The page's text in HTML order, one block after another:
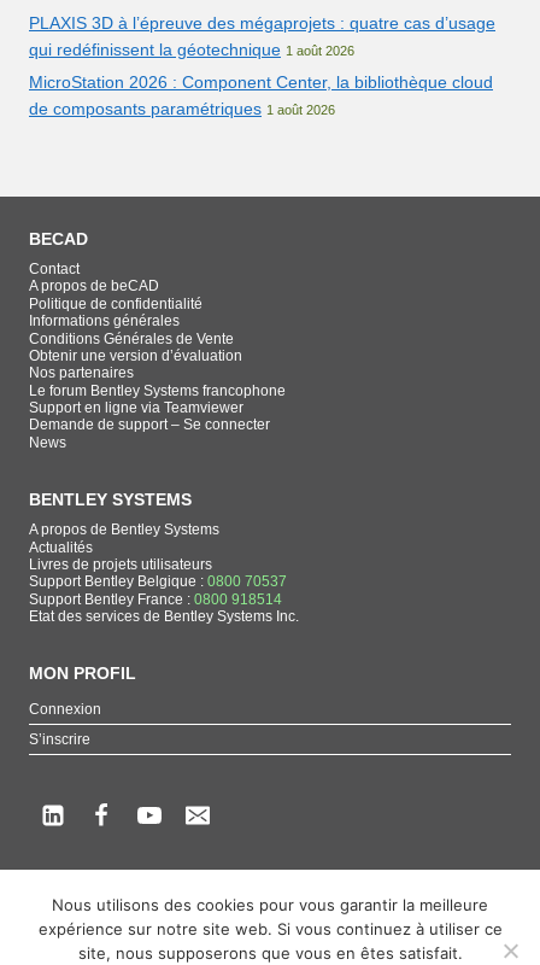
PLAXIS 3D à l’épreuve des mégaprojets : quatre cas d’usage
qui redéfinissent la géotechnique 1 août 2026
MicroStation 2026 : Component Center, la bibliothèque cloud
de composants paramétriques 1 août 2026
BECAD
Contact
A propos de beCAD
Politique de confidentialité
Informations générales
Conditions Générales de Vente
Obtenir une version d’évaluation
Nos partenaires
Le forum Bentley Systems francophone
Support en ligne via Teamviewer
Demande de support – Se connecter
News
BENTLEY SYSTEMS
A propos de Bentley Systems
Actualités
Livres de projets utilisateurs
Support Bentley Belgique : 0800 70537
Support Bentley France : 0800 918514
Etat des services de Bentley Systems Inc.
MON PROFIL
Connexion
S’inscrire
Copyright beCAD. Tous droits réservés.
Thématique de la page : La référence francophone sur les produits de Bentley
Systems
Nous utilisons des cookies pour vous garantir la meilleure
expérience sur notre site web. Si vous continuez à utiliser ce
site, nous supposerons que vous en êtes satisfait.